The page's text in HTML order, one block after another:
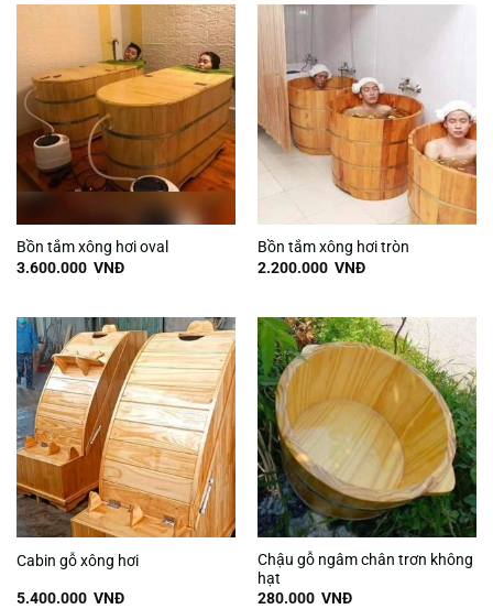
Bồn tắm xông hơi oval
3.600.000 VNĐ
Bồn tắm xông hơi tròn
2.200.000 VNĐ
Cabin gỗ xông hơi
5.400.000 VNĐ
Chậu gỗ ngâm chân trơn không
hạt
280.000 VNĐ